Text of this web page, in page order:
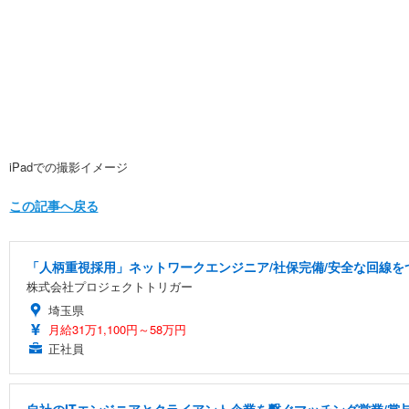
iPadでの撮影イメージ
この記事へ戻る
「人柄重視採用」ネットワークエンジニア/社保完備/安全な回線を
株式会社プロジェクトトリガー
埼玉県
月給31万1,100円～58万円
正社員